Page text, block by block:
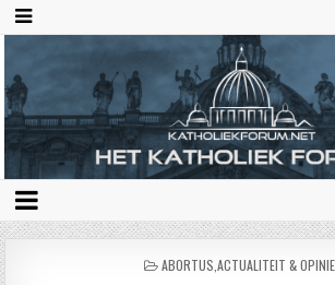
GEPLAATST
ABORTUS ACTUALITEIT & OPINIE